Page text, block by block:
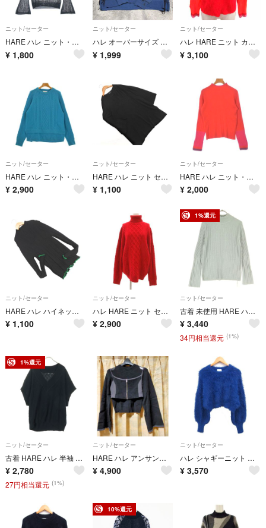
ニット/セーター
HARE ハレ ニット・セーター M 黒 【古着】【中古】【送料無料】
¥ 1,800
ニット/セーター
ハレ オーバーサイズ ハンドステッチ サイドリボン ニット F くすみブルー
¥ 1,999
ニット/セーター
ハレ HARE ニット カットソー ハイネック 長袖 F 赤 レッド /YK
¥ 3,100
ニット/セーター
HARE ハレ ニット・セーター M 青 【古着】【中古】【送料無料】
¥ 2,900
ニット/セーター
HARE ハレ ニット セーター sizeM/黒 ■◇ レディース
¥ 1,100
ニット/セーター
HARE ハレ ニット・セーター M 赤 【古着】【中古】【送料無料】
¥ 2,000
ニット/セーター
HARE ハレ ハイネック 裾ライン ニット セーター sizeF/黒ｘ緑 ■◇ レディース
¥ 1,100
ニット/セーター
ハレ HARE ニット セーター ウール M 赤 レッド タートルネック
¥ 2,900
1%還元
ニット/セーター
古着 未使用 HARE ハレ 長袖 セーター F グレー ラメ レディース
¥ 3,440
34円相当還元 (1%)
1%還元
ニット/セーター
古着 HARE ハレ 半袖 Vネック ニット F ブラック レディース
¥ 2,780
27円相当還元 (1%)
ニット/セーター
HARE ハレ アンサンブル風ニット
¥ 4,900
ニット/セーター
ハレ シャギーニット セーター ワイド ショート丈 リブ クルーネック 長袖 F
¥ 3,570
10%還元